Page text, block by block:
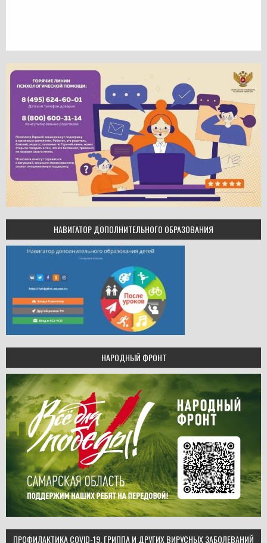
НАВИГАТОР ДОПОЛНИТЕЛЬНОГО ОБРАЗОВАНИЯ
НАРОДНЫЙ ФРОНТ
ПРОФИЛАКТИКА COVID-19, ГРИППА И ДРУГИХ ВИРУСНЫХ ЗАБОЛЕВАНИЙ